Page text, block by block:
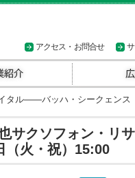
アクセス・お問合せ
タル――バッハ・シークェン
サクソフォン・リ
（火・祝）15:00